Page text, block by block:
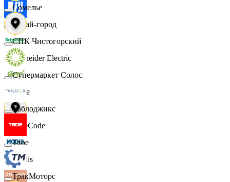
Читай-город
Schneider Electric
Ярче
FaceCode
Modis
Сомелье
СПК Чистогорский
Супермаркет Солос
Таблоджикс
Твое
ТракМоторс